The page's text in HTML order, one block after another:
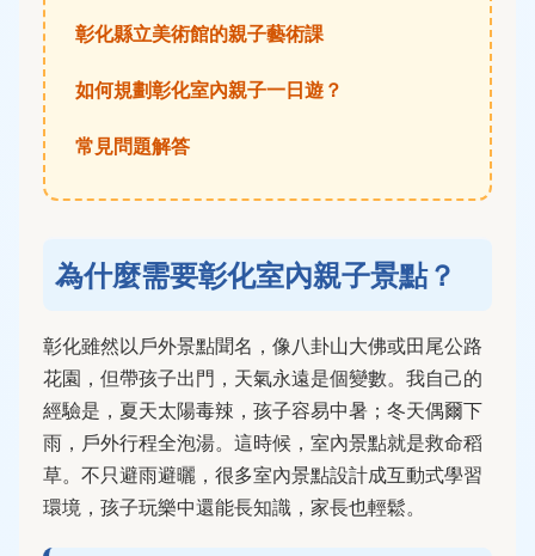
彰化縣立美術館的親子藝術課
如何規劃彰化室內親子一日遊？
常見問題解答
為什麼需要彰化室內親子景點？
彰化雖然以戶外景點聞名，像八卦山大佛或田尾公路
花園，但帶孩子出門，天氣永遠是個變數。我自己的
經驗是，夏天太陽毒辣，孩子容易中暑；冬天偶爾下
雨，戶外行程全泡湯。這時候，室內景點就是救命稻
草。不只避雨避曬，很多室內景點設計成互動式學習
環境，孩子玩樂中還能長知識，家長也輕鬆。